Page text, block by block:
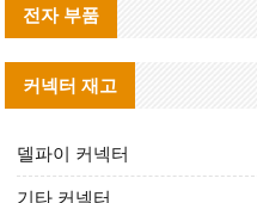
전자 부품
커넥터 재고
델파이 커넥터
기타 커넥터